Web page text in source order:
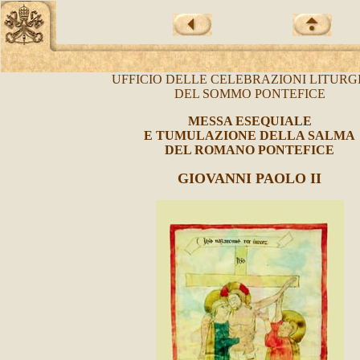
UFFICIO DELLE CELEBRAZIONI
DEL SOMMO PONTEFICE
MESSA ESEQUIALE
E TUMULAZIONE DELLA SALMA
DEL ROMANO PONTEFICE
GIOVANNI PAOLO II